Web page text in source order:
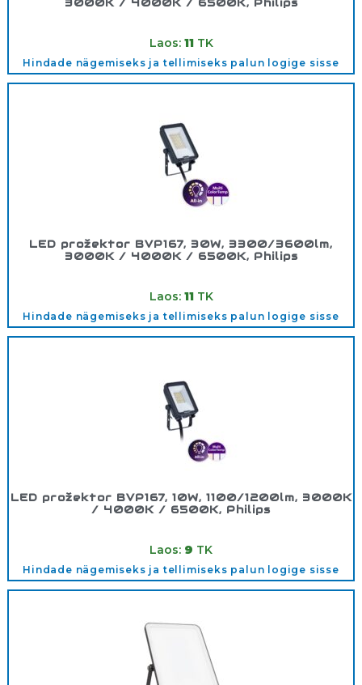
Laos: 11TK
Hindade nägemiseks ja tellimiseks palun logige sisse
LED prožektor BVP167, 30W, 3300/3600lm,
3000K / 4000K / 6500K, Philips
Laos: 11TK
Hindade nägemiseks ja tellimiseks palun logige sisse
LED prožektor BVP167, 10W, 1100/1200lm, 3000K
/ 4000K / 6500K, Philips
Laos: 9 TK
Hindade nägemiseks ja tellimiseks palun logige sisse